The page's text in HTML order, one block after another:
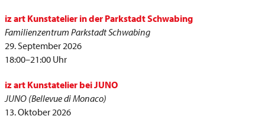
iz art Kunstatelier in der Parkstadt Schwabing
Familienzentrum Parkstadt Schwabing
29. September 2026
18:00–21:00 Uhr
iz art Kunstatelier bei JUNO
JUNO (Bellevue di Monaco)
13. Oktober 2026